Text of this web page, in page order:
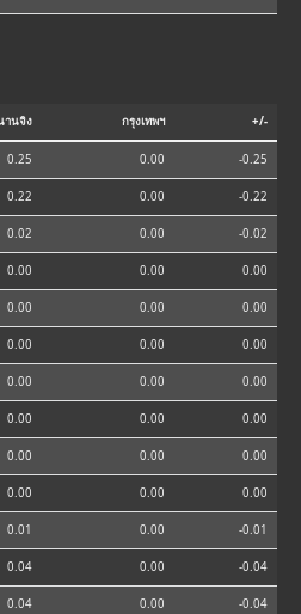
านจิง กรุงเทพฯ +/-
0.25 0.00 -0.25
0.22 0.00 -0.22
0.02 0.00 -0.02
0.00 0.00 0.00
0.00 0.00 0.00
0.00 0.00 0.00
0.00 0.00 0.00
0.00 0.00 0.00
0.00 0.00 0.00
0.00 0.00 0.00
0.01 0.00 -0.01
0.04 0.00 -0.04
0.04 0.00 -0.04